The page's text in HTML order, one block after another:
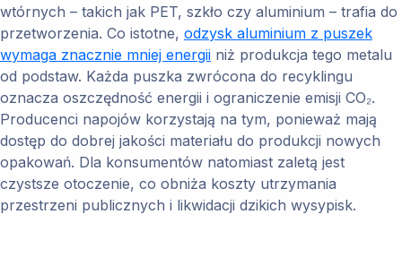
wtórnych – takich jak PET, szkło czy aluminium – trafia do
przetworzenia. Co istotne, odzysk aluminium z puszek
wymaga znacznie mniej energii niż produkcja tego metalu
od podstaw. Każda puszka zwrócona do recyklingu
oznacza oszczędność energii i ograniczenie emisji CO₂.
Producenci napojów korzystają na tym, ponieważ mają
dostęp do dobrej jakości materiału do produkcji nowych
opakowań. Dla konsumentów natomiast zaletą jest
czystsze otoczenie, co obniża koszty utrzymania
przestrzeni publicznych i likwidacji dzikich wysypisk.